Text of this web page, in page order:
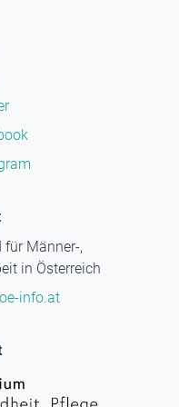
für Männer-,
in Österreich
info.at